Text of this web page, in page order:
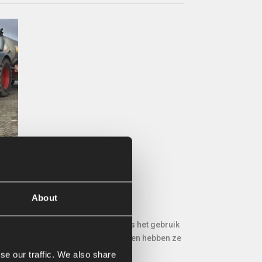
About
our traffic. We also share
zigzagmodel van de borstels is het gebruik
slijtvast (geen haarverlies) en hebben ze